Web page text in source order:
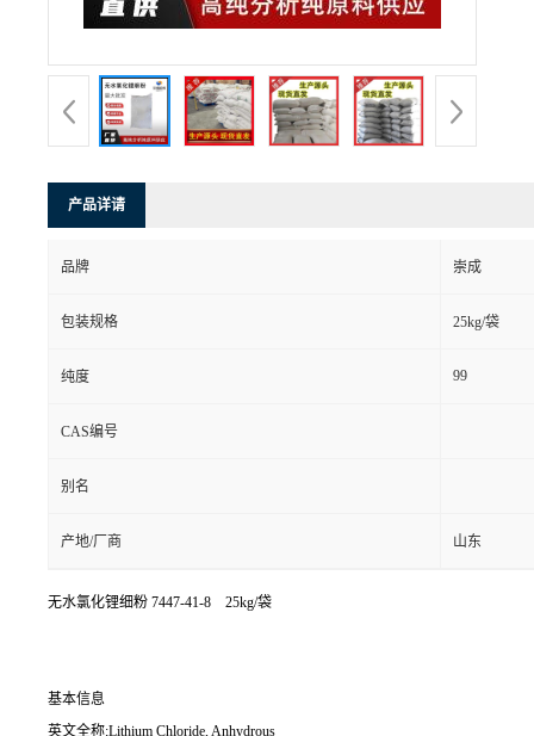
产品详请
品牌 崇成
包装规格 25kg/袋
纯度 99
CAS编号
别名
产地/厂商 山东
无水氯化锂细粉 7447-41-8 25kg/袋
基本信息
英文全称;Lithium Chloride, Anhydrous